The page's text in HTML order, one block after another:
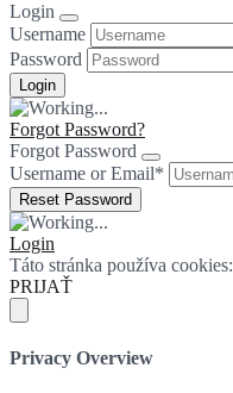
Login
Username
Password
Forgot Password?
Forgot Password
Username or Email*
Login
Táto stránka používa cookies:
PRIJAŤ
Privacy Overview